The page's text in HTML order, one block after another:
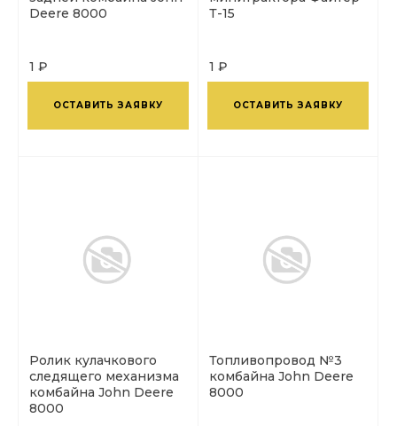
Deere 8000
1 ₽
ОСТАВИТЬ ЗАЯВКУ
Т-15
1 ₽
ОСТАВИТЬ ЗАЯВКУ
Ролик кулачкового
следящего механизма
комбайна John Deere
8000
Топливопровод №3
комбайна John Deere
8000